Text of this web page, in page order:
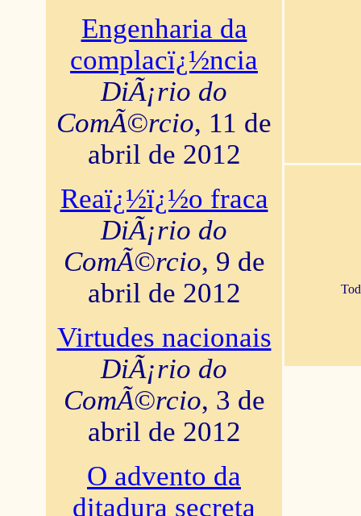
Engenharia da
complacï¿½ncia
DiÃ¡rio do
ComÃ©rcio, 11 de
abril de 2012
Reaï¿½ï¿½o fraca
DiÃ¡rio do
ComÃ©rcio, 9 de
abril de 2012
Virtudes nacionais
DiÃ¡rio do
ComÃ©rcio, 3 de
abril de 2012
O advento da
ditadura secreta